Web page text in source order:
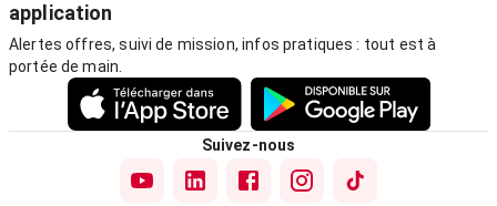
application
Alertes offres, suivi de mission, infos pratiques : tout est à
portée de main.
Suivez-nous